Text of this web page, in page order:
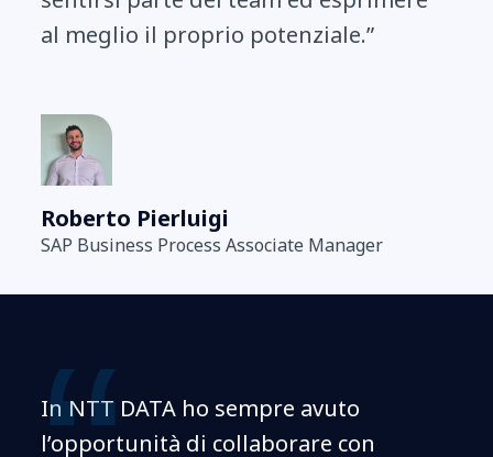
al meglio il proprio potenziale.”
Roberto Pierluigi
SAP Business Process Associate Manager
In NTT DATA ho sempre avuto
l’opportunità di collaborare con